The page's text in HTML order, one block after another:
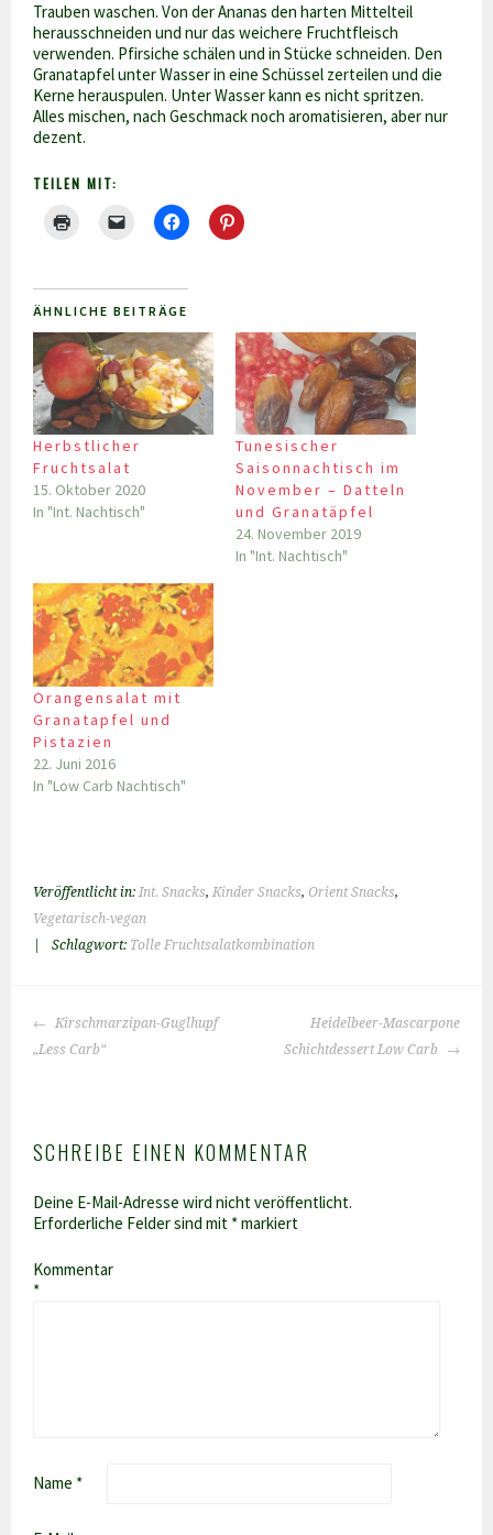
Trauben waschen. Von der Ananas den harten Mittelteil
herausschneiden und nur das weichere Fruchtfleisch
verwenden. Pfirsiche schälen und in Stücke schneiden. Den
Granatapfel unter Wasser in eine Schüssel zerteilen und die
Kerne herauspulen. Unter Wasser kann es nicht spritzen.
Alles mischen, nach Geschmack noch aromatisieren, aber nur
dezent.
TEILEN MIT:
ÄHNLICHE BEITRÄGE
Herbstlicher
Fruchtsalat
15. Oktober 2020
In "Int. Nachtisch"
Tunesischer
Saisonnachtisch im
November – Datteln
und Granatäpfel
24. November 2019
In "Int. Nachtisch"
Orangensalat mit
Granatapfel und
Pistazien
22. Juni 2016
In "Low Carb Nachtisch"
Veröffentlicht in:Int. Snacks,Kinder Snacks,Orient Snacks,
Vegetarisch-vegan
Schlagwort: Tolle Fruchtsalatkombination
BEITRAGS-
NAVIGATION
Kirschmarzipan-Guglhupf
„Less Carb“
Heidelbeer-Mascarpone
Schichtdessert Low Carb
SCHREIBE EINEN KOMMENTAR
Deine E-Mail-Adresse wird nicht veröffentlicht.
Erforderliche Felder sind mit *markiert
Kommentar
*
Name *